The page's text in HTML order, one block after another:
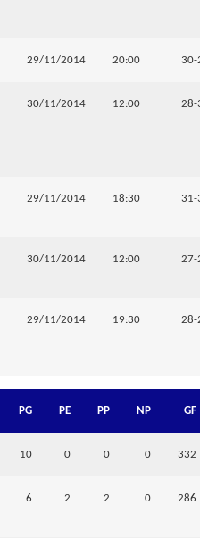
29/11/2014 20:00 30-
30/11/2014 12:00 28-
29/11/2014 18:30 31-
30/11/2014 12:00 27-
29/11/2014 19:30 28-
PG PE PP NP GF
10 0 0 0 332
6 2 2 0 286